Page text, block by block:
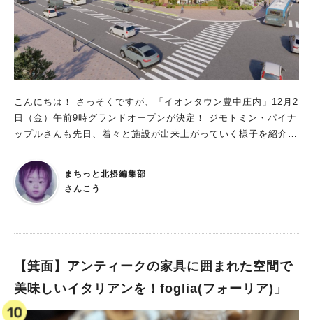
こんにちは！ さっそくですが、「イオンタウン豊中庄内」12月2
日（金）午前9時グランドオープンが決定！ ジモトミン・パイナ
ップルさんも先日、着々と施設が出来上がっていく様子を紹介さ
くする毎日！」毎日通いたい16の専門店が登場 国道176号と府
道三国塚口線隣接、阪急バス本社、豊中営業所の跡地にオープン
する同店。 阪急宝塚線「庄内駅」からも歩いて行けて、駐車場
の他、ドラッグストアなどの「物販店」「サービス店」等、計16
とのショッピングや食事にも、毎日便利に、毎日わくわく体験で
きそう。 施設内16の専門店を一挙ご紹介！ 【スーパーマーケッ
まちっと北摂編集部
さんこう
【箕面】アンティークの家具に囲まれた空間で
美味しいイタリアンを！foglia(フォーリア)」